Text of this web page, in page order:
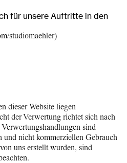
für unsere Auftritte in den
studiomaehler)
dieser Website liegen
der Verwertung richtet sich nach
sind
und nicht kommerziellen Gebrauch
uns erstellt wurden, sind